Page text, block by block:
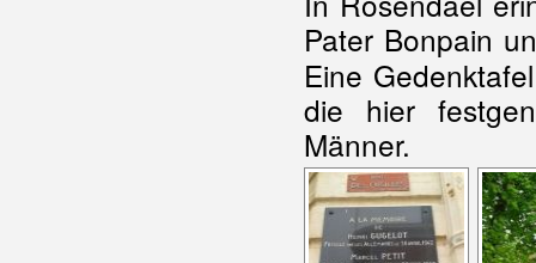
Pater Bonpain
Eine
die hier
Männer.